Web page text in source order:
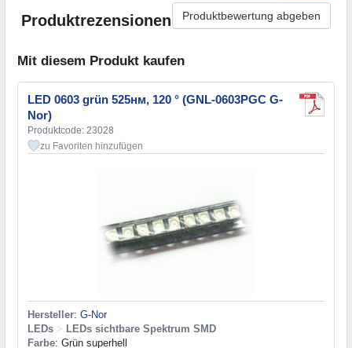
Produktrezensionen Produktbewertung abgeben
Mit diesem Produkt kaufen
LED 0603 grün 525нм, 120 ° (GNL-0603PGC G-
Nor)
Produktcode: 23028
zu Favoriten hinzufügen
Hersteller: G-Nor
LEDs > LEDs sichtbare Spektrum SMD
Farbe: Grün superhell